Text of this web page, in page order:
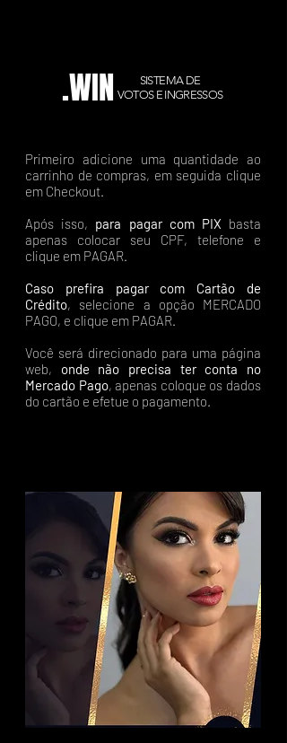
.WIN
SISTEMA DE
VOTOS E INGRESSOS
Primeiro adicione uma quantidade ao
carrinho de compras, em seguida clique
em Checkout.
Após isso, para pagar com PIX basta
apenas colocar seu CPF, telefone e
clique em PAGAR.
Caso prefira pagar com Cartão de
Crédito, selecione a opção MERCADO
PAGO, e clique em PAGAR.
Você será direcionado para uma página
web, onde não precisa ter conta no
Mercado Pago, apenas coloque os dados
do cartão e efetue o pagamento.